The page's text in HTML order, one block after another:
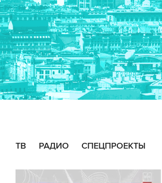
ТВ РАДИО СПЕЦПРОЕКТЫ